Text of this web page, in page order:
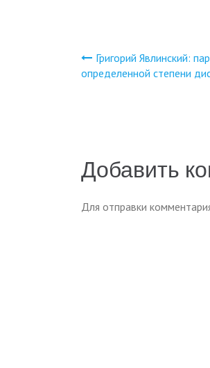
Григорий Явлинский:
определенной степени
Добавить
Для отправки